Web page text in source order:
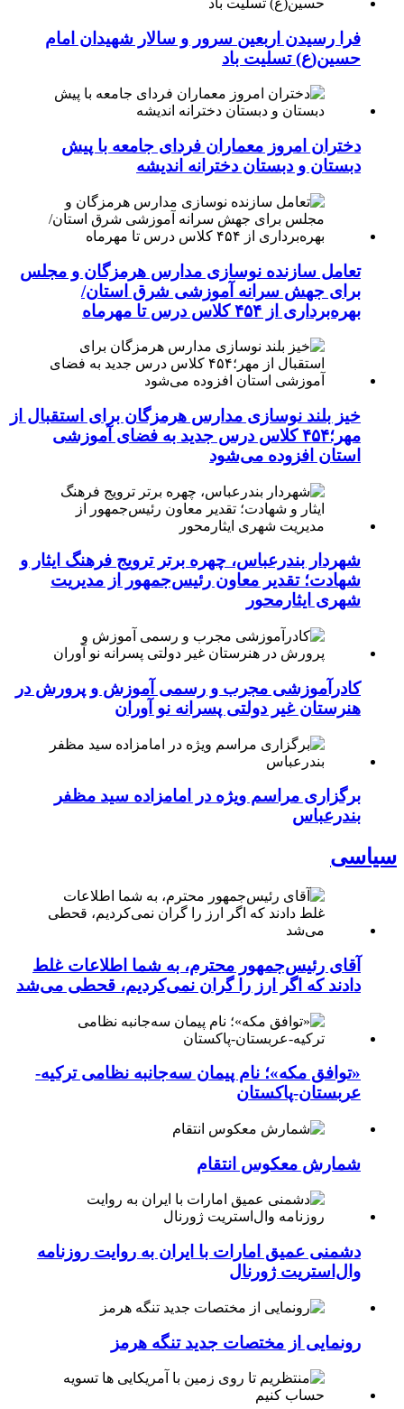
فرا رسیدن اربعین سرور و سالار شهیدان امام
حسین(ع) تسلیت باد
دختران امروز معماران فردای جامعه با پیش
دبستان و دبستان دخترانه اندیشه
تعامل سازنده نوسازی مدارس هرمزگان و مجلس
برای جهش سرانه آموزشی شرق استان/
بهره‌برداری از ۴۵۴ کلاس درس تا مهرماه
خیز بلند نوسازی مدارس هرمزگان برای استقبال از
مهر؛۴۵۴ کلاس درس جدید به فضای آموزشی
استان افزوده می‌شود
شهردار بندرعباس، چهره برتر ترویج فرهنگ ایثار و
شهادت؛ تقدیر معاون رئیس‌جمهور از مدیریت
شهری ایثارمحور
کادرآموزشی مجرب و رسمی آموزش و پرورش در
هنرستان غیر دولتی پسرانه نو آوران
برگزاری مراسم ویژه در امامزاده سید مظفر
بندرعباس
سیاسی
آقای رئیس‌جمهور محترم، به شما اطلاعات غلط
دادند که اگر ارز را گران نمی‌کردیم، قحطی می‌شد
«توافق مکه»؛ نام پیمان سه‌جانبه نظامی ترکیه-
عربستان-پاکستان
شمارش معکوس انتقام
دشمنی عمیق امارات با ایران به روایت روزنامه
وال‌استریت ژورنال
رونمایی از مختصات جدید تنگه هرمز